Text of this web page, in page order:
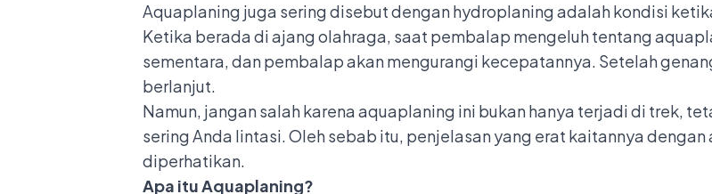
Aquaplaning juga sering disebut denganhydroplaningadalah kondisi
Ketika berada di ajang olahraga, saat pembalap mengeluh tentang
sementara, dan pembalap akan mengurangi kecepatannya. Setelah
berlanjut.
Namun, jangan salah karena aquaplaning ini bukan hanya terjadi di trek,
sering Anda lintasi. Oleh sebab itu, penjelasan yang erat kaitannya
diperhatikan.
Apa itu Aquaplaning?